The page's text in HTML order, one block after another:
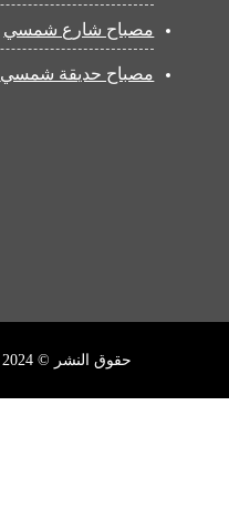
مصباح شارع شمسي
مصباح حديقة شمسي
حقوق النشر © 2024 Singoo. جميع الحقوق محفوظة.